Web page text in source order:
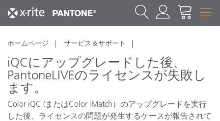
ホームページ サービス＆サポート
iQCにアップグレードした後、
PantoneLIVEのライセンスが失敗し
ます。
Color iQC (またはColor iMatch）のアップグレードを実行
した後、ライセンスの問題が発生するケースが報告されて